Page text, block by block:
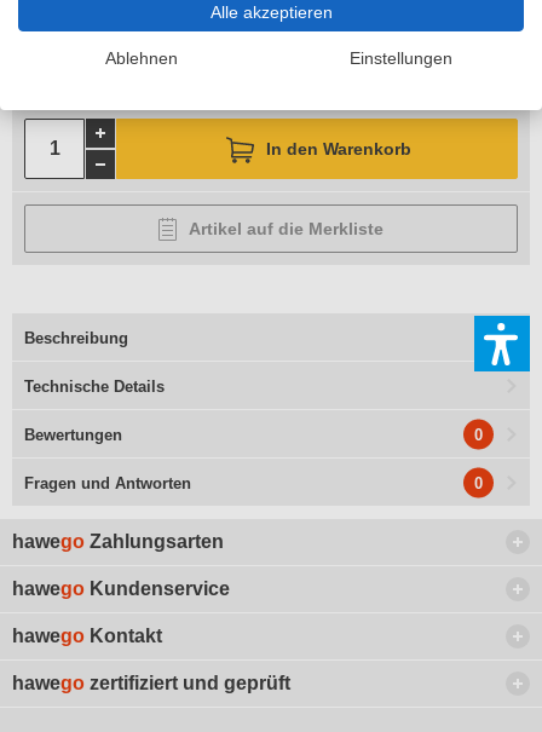
In den Warenkorb
Artikel auf die Merkliste
Beschreibung
Technische Details
Bewertungen 0
Fragen und Antworten 0
hawego Zahlungsarten
hawego Kundenservice
hawego Kontakt
hawego zertifiziert und geprüft
Alle akzeptieren
Ablehnen Einstellungen